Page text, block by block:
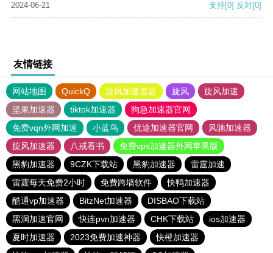
2024-06-21 支持[0] 反对[0]
友情链接
网站地图 QuickQ 旋风加速度器 旋风
旋风加速
坚果加速器
tiktok加速器
狗急加速器官网
免费vqn外网加速
小蓝鸟 优途加速器官网
风驰加速器
旋风加速器
八戒看书
免费vps加速器外网苹果版
黑豹加速器
9CZK下载站 黑豹加速器
雷霆加速
雷霆每天免费2小时
免费跨墙软件
快鸭加速器
酷通vp加速器
BitzNet加速器
DISBAO下载站
黑洞加速官网
快连pvn加速器 CHK下载站
ios加速器
夏时加速器
2023免费加速神器
快橙加速器